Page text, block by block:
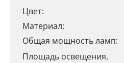
Цвет:
Материал:
Общая мощность ламп:
Площадь освещения,